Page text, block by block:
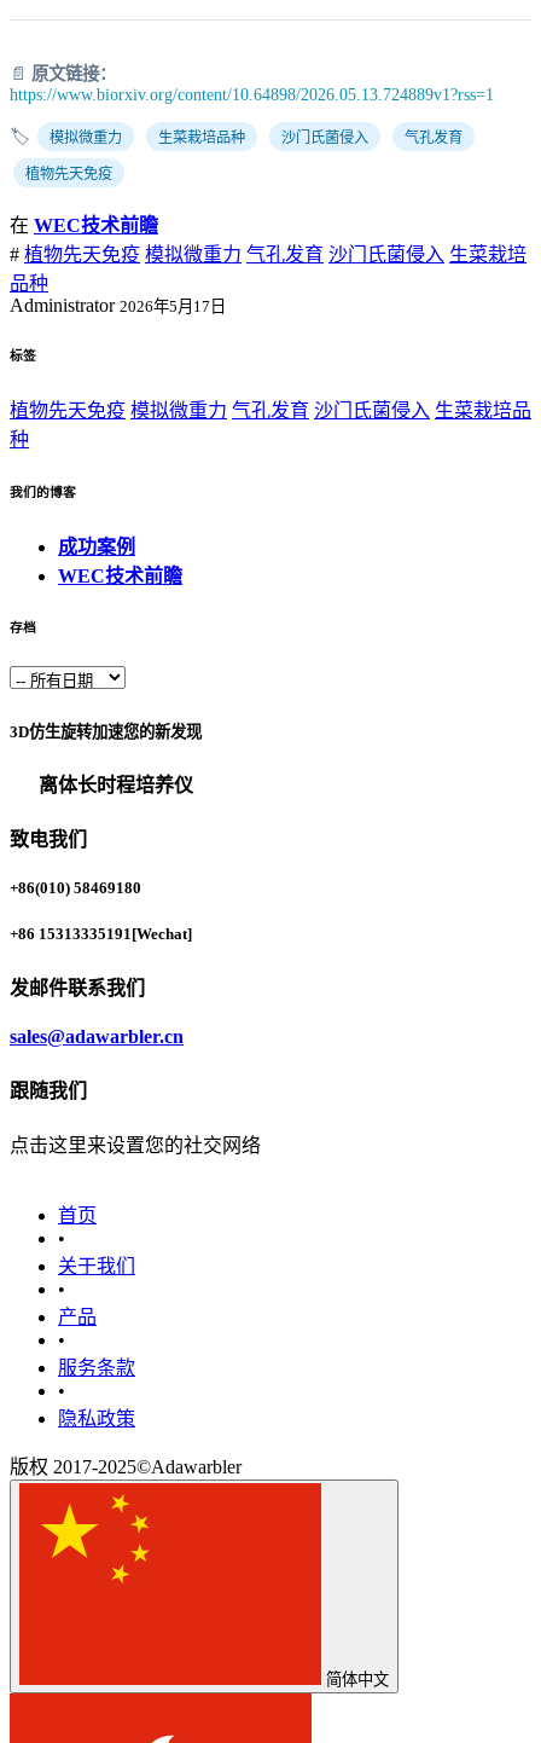
📄 原文链接：
https://www.biorxiv.org/content/10.64898/2026.05.13.724889v1?rss=1
🏷️ 模拟微重力 生菜栽培品种 沙门氏菌侵入 气孔发育
植物先天免疫
在 WEC技术前瞻
# 植物先天免疫 模拟微重力 气孔发育 沙门氏菌侵入 生菜栽培
品种
Administrator 2026年5月17日
标签
植物先天免疫 模拟微重力 气孔发育 沙门氏菌侵入 生菜栽培品
种
我们的博客
成功案例
WEC技术前瞻
存档
3D仿生旋转加速您的新发现
离体长时程培养仪
致电我们
+86(010) 58469180
+86 15313335191[Wechat]
发邮件联系我们
sales@adawarbler.cn
跟随我们
点击这里来设置您的社交网络
首页
•
关于我们
•
产品
•
‎服务条款‎
•
隐私政策
版权 2017-2025©Adawarbler
简体中文